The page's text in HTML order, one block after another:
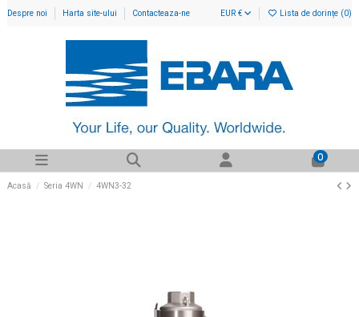
Despre noi Harta site-ului Contacteaza-ne EUR € Lista de dorințe (0)
0
Acasă Seria 4WN 4WN3-32